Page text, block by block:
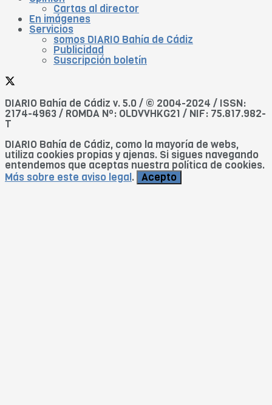
Cartas al director
En imágenes
Servicios
somos DIARIO Bahía de Cádiz
Publicidad
Suscripción boletín
DIARIO Bahía de Cádiz v. 5.0 / © 2004-2024 / ISSN:
2174-4963 / ROMDA Nº: OLDVVHKG21 / NIF: 75.817.982-
T
DIARIO Bahía de Cádiz, como la mayoría de webs,
utiliza cookies propias y ajenas. Si sigues navegando
entendemos que aceptas nuestra política de cookies.
Más sobre este aviso legal. Acepto